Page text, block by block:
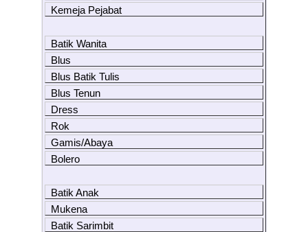
Kemeja Pejabat
Batik Wanita
Blus
Blus Batik Tulis
Blus Tenun
Dress
Rok
Gamis/Abaya
Bolero
Batik Anak
Mukena
Batik Sarimbit